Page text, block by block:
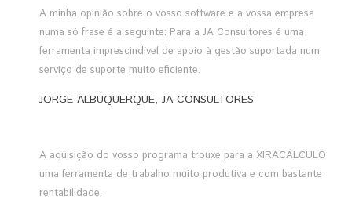
A minha opinião sobre o vosso software e a vossa empresa
numa só frase é a seguinte: Para a JA Consultores é uma
ferramenta imprescindível de apoio à gestão suportada num
serviço de suporte muito eficiente.
JORGE ALBUQUERQUE, JA CONSULTORES
A aquisição do vosso programa trouxe para a XIRACÁLCULO
uma ferramenta de trabalho muito produtiva e com bastante
rentabilidade.